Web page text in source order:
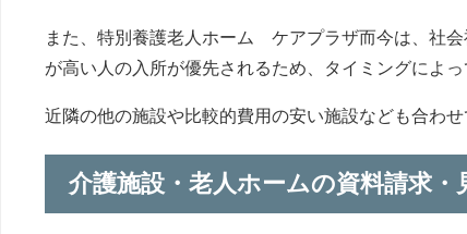
また、特別養護老人ホーム ケアプラザ而今は、社
が高い人の入所が優先されるため、タイミングによ
近隣の他の施設や比較的費用の安い施設なども合わ
介護施設・老人ホームの資料請求・